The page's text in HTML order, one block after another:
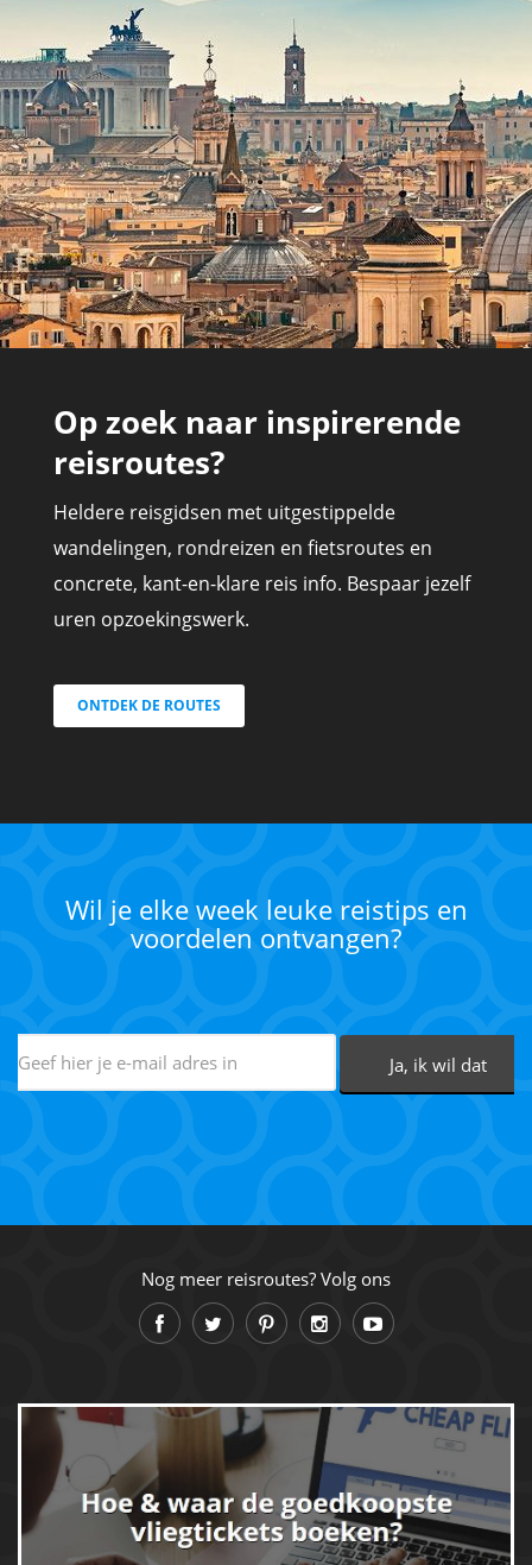
Op zoek naar inspirerende
reisroutes?
Heldere reisgidsen met uitgestippelde
wandelingen, rondreizen en fietsroutes en
concrete, kant-en-klare reis info. Bespaar jezelf
uren opzoekingswerk.
ONTDEK DE ROUTES
Wil je elke week leuke reistips en
voordelen ontvangen?
Nog meer reisroutes? Volg ons